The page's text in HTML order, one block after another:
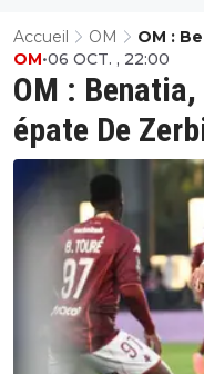
Accueil OM
OM :
Zerbi
OM :
épate De
OM•06 OCT. , 22:00